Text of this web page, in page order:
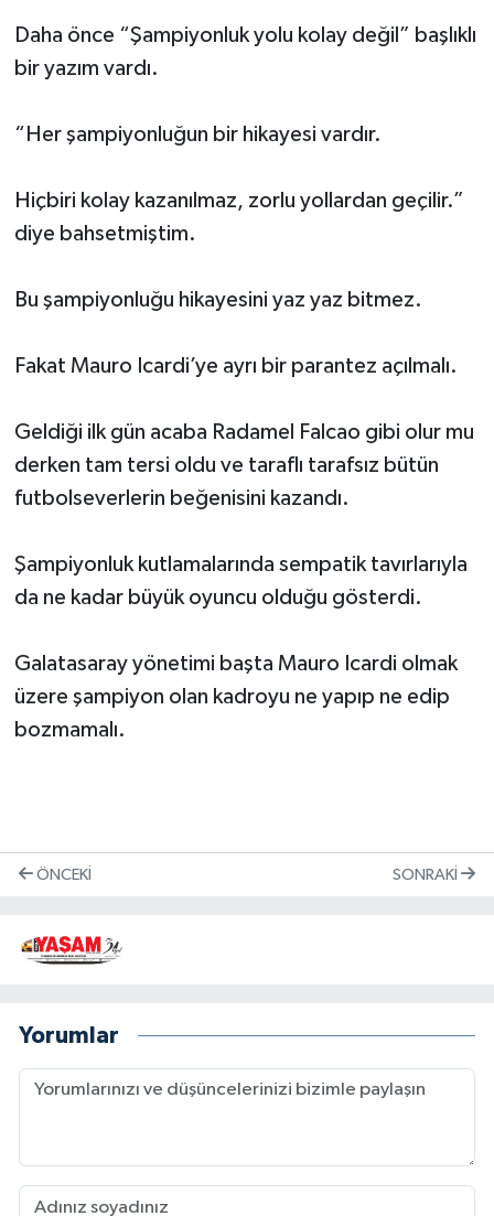
Daha önce “Şampiyonluk yolu kolay değil” başlıklı
bir yazım vardı.
“Her şampiyonluğun bir hikayesi vardır.
Hiçbiri kolay kazanılmaz, zorlu yollardan geçilir.”
diye bahsetmiştim.
Bu şampiyonluğu hikayesini yaz yaz bitmez.
Fakat Mauro Icardi’ye ayrı bir parantez açılmalı.
Geldiği ilk gün acaba Radamel Falcao gibi olur mu
derken tam tersi oldu ve taraflı tarafsız bütün
futbolseverlerin beğenisini kazandı.
Şampiyonluk kutlamalarında sempatik tavırlarıyla
da ne kadar büyük oyuncu olduğu gösterdi.
Galatasaray yönetimi başta Mauro Icardi olmak
üzere şampiyon olan kadroyu ne yapıp ne edip
bozmamalı.
ÖNCEKI SONRAKI
Yorumlar